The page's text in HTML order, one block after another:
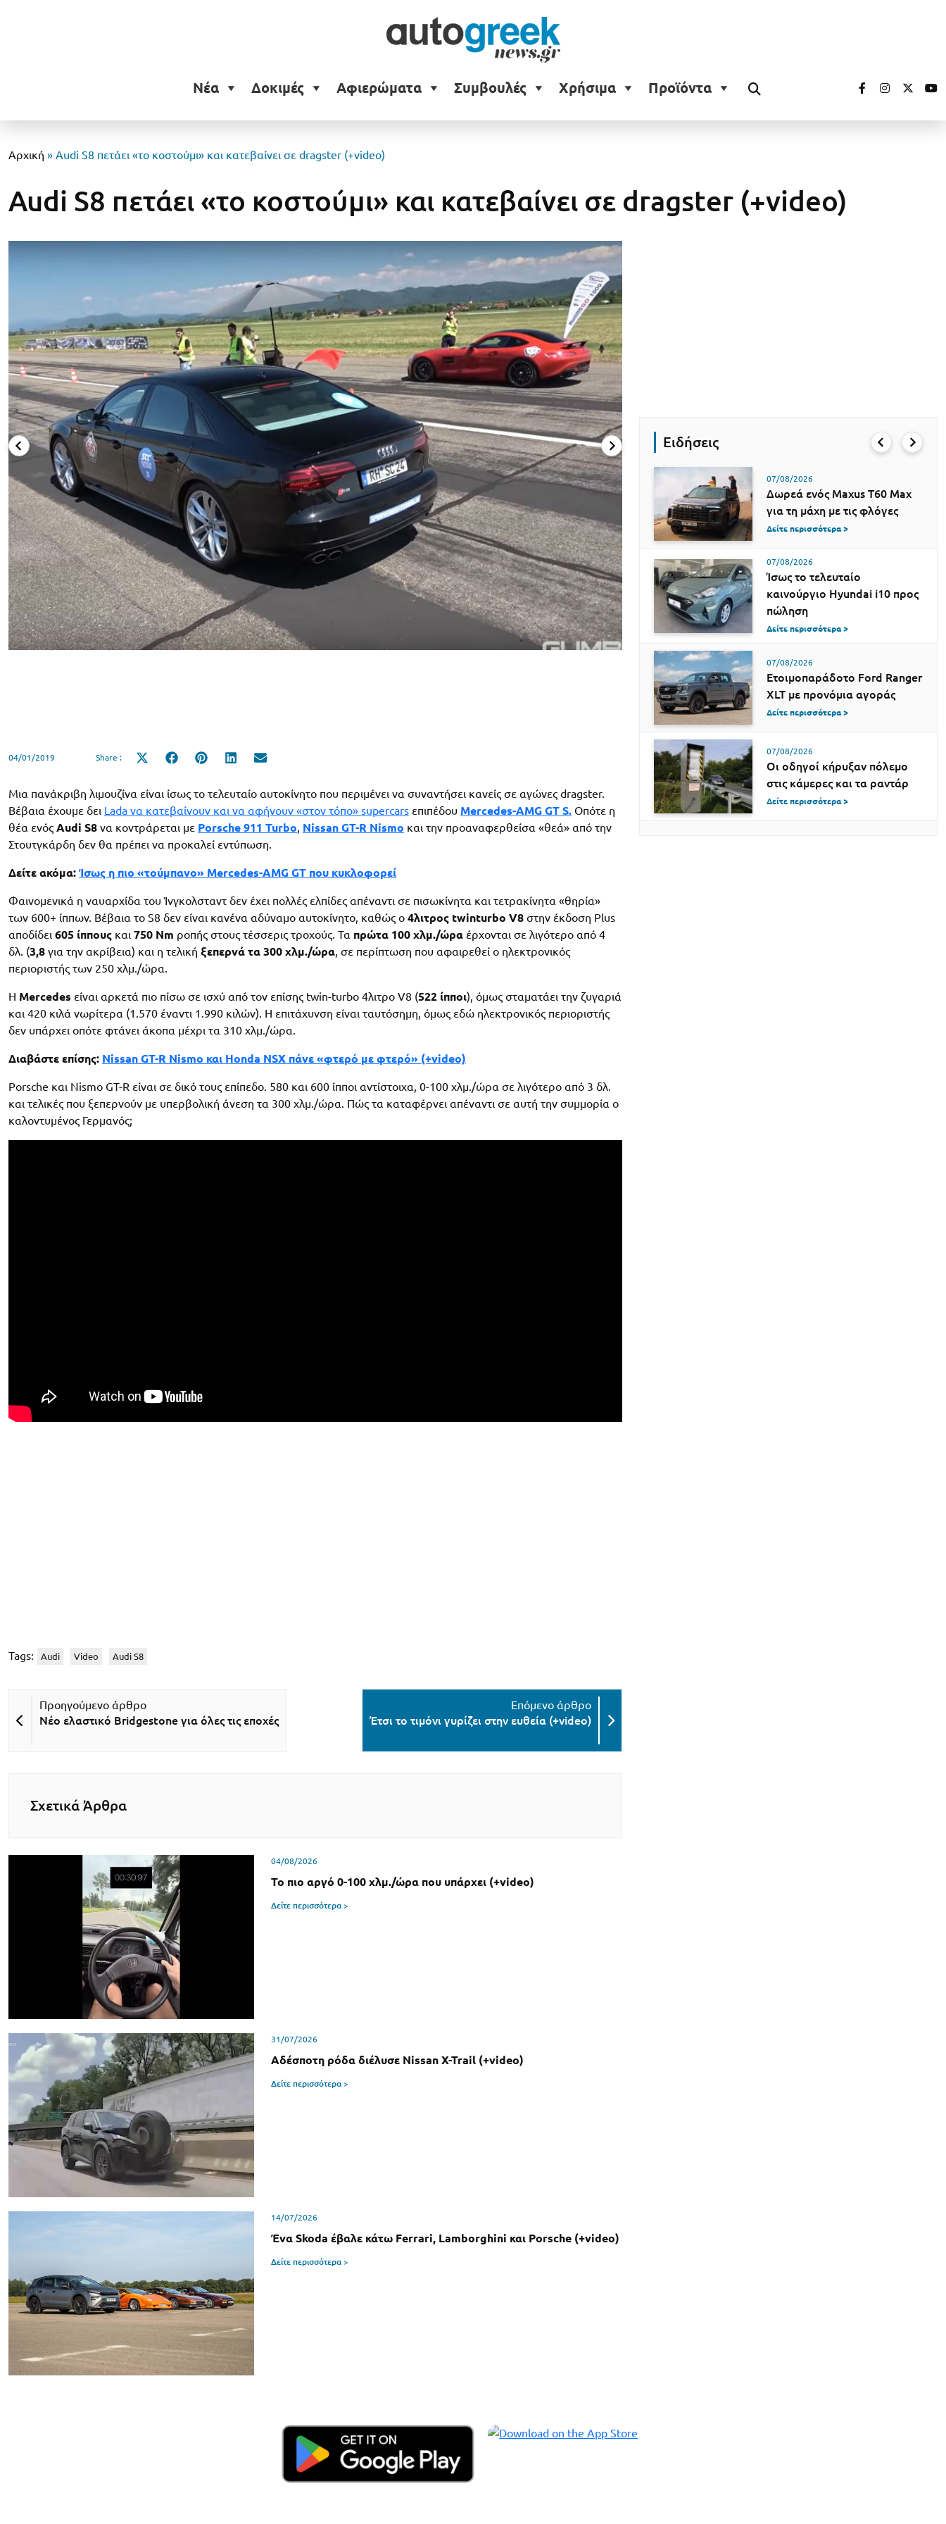
Νέα Δοκιμές Αφιερώματα Συμβουλές Χρήσιμα Προϊόντα
Αρχική » Audi S8 πετάει «το κοστούμι» και κατεβαίνει σε dragster (+video)
Audi S8 πετάει «το κοστούμι» και κατεβαίνει σε dragster (+video)
04/01/2019 Share :
Share
Share
Share
Share
Μια πανάκριβη λιμουζίνα είναι ίσως το τελευταίο αυτοκίνητο που περιμένει να συναντήσει κανείς σε αγώνες dragster.
Βέβαια έχουμε δει Lada να κατεβαίνουν και να αφήνουν «στον τόπο» supercars επιπέδου Mercedes-AMG GT S. Οπότε η
θέα ενός Audi S8 να κοντράρεται με Porsche 911 Turbo, Nissan GT-R Nismo και την προαναφερθείσα «θεά» από την
Στουτγκάρδη δεν θα πρέπει να προκαλεί εντύπωση.
Δείτε ακόμα: Ίσως η πιο «τούμπανο» Mercedes-AMG GT που κυκλοφορεί
Φαινομενικά η ναυαρχίδα του Ίνγκολσταντ δεν έχει πολλές ελπίδες απέναντι σε πισωκίνητα και τετρακίνητα «θηρία»
των 600+ ίππων. Βέβαια το S8 δεν είναι κανένα αδύναμο αυτοκίνητο, καθώς ο 4λιτρος twinturbo V8 στην έκδοση Plus
αποδίδει 605 ίππους και 750 Nm ροπής στους τέσσερις τροχούς. Τα πρώτα 100 χλμ./ώρα έρχονται σε λιγότερο από 4
δλ. (3,8 για την ακρίβεια) και η τελική ξεπερνά τα 300 χλμ./ώρα, σε περίπτωση που αφαιρεθεί ο ηλεκτρονικός
περιοριστής των 250 χλμ./ώρα.
H Mercedes είναι αρκετά πιο πίσω σε ισχύ από τον επίσης twin-turbo 4λιτρο V8 (522 ίπποι), όμως σταματάει την ζυγαριά
και 420 κιλά νωρίτερα (1.570 έναντι 1.990 κιλών). Η επιτάχυνση είναι ταυτόσημη, όμως εδώ ηλεκτρονικός περιοριστής
δεν υπάρχει οπότε φτάνει άκοπα μέχρι τα 310 χλμ./ώρα.
Διαβάστε επίσης: Nissan GT-R Nismo και Honda NSX πάνε «φτερό με φτερό» (+video)
Porsche και Nismo GT-R είναι σε δικό τους επίπεδο. 580 και 600 ίπποι αντίστοιχα, 0-100 χλμ./ώρα σε λιγότερο από 3 δλ.
και τελικές που ξεπερνούν με υπερβολική άνεση τα 300 χλμ./ώρα. Πώς τα καταφέρνει απέναντι σε αυτή την συμμορία ο
καλοντυμένος Γερμανός;
Tags: Audi Video Audi S8
Νέο ελαστικό Bridgestone για όλες τις εποχές Έτσι το τιμόνι γυρίζει στην ευθεία (+video)
Σχετικά Άρθρα
04/08/2026
Το πιο αργό 0-100 χλμ./ώρα που υπάρχει (+video)
Δείτε περισσότερα >
31/07/2026
Αδέσποτη ρόδα διέλυσε Nissan X-Trail (+video)
Δείτε περισσότερα >
14/07/2026
Ένα Skoda έβαλε κάτω Ferrari, Lamborghini και Porsche (+video)
Δείτε περισσότερα >
Ειδήσεις
07/08/2026
Δωρεά ενός Maxus T60 Max
για τη μάχη με τις φλόγες
Δείτε περισσότερα >
07/08/2026
Ίσως το τελευταίο
καινούργιο Hyundai i10 προς
πώληση
Δείτε περισσότερα >
07/08/2026
Ετοιμοπαράδοτο Ford Ranger
XLT με προνόμια αγοράς
Δείτε περισσότερα >
07/08/2026
Οι οδηγοί κήρυξαν πόλεμο
στις κάμερες και τα ραντάρ
Δείτε περισσότερα >